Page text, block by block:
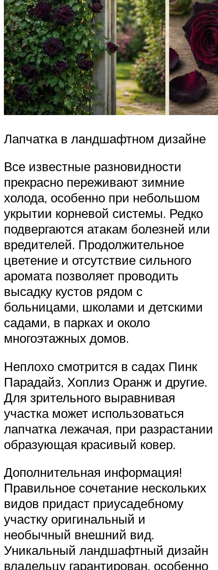
Лапчатка в ландшафтном дизайне
Все известные разновидности
прекрасно переживают зимние
холода, особенно при небольшом
укрытии корневой системы. Редко
подвергаются атакам болезней или
вредителей. Продолжительное
цветение и отсутствие сильного
аромата позволяет проводить
высадку кустов рядом с
больницами, школами и детскими
садами, в парках и около
многоэтажных домов.
Неплохо смотрится в садах Пинк
Парадайз, Хоплиз Оранж и другие.
Для зрительного выравнивая
участка может использоваться
лапчатка лежачая, при разрастании
образующая красивый ковер.
Дополнительная информация!
Правильное сочетание нескольких
видов придаст приусадебному
участку оригинальный и
необычный внешний вид.
Уникальный ландшафтный дизайн
владельцу гарантирован, особенно